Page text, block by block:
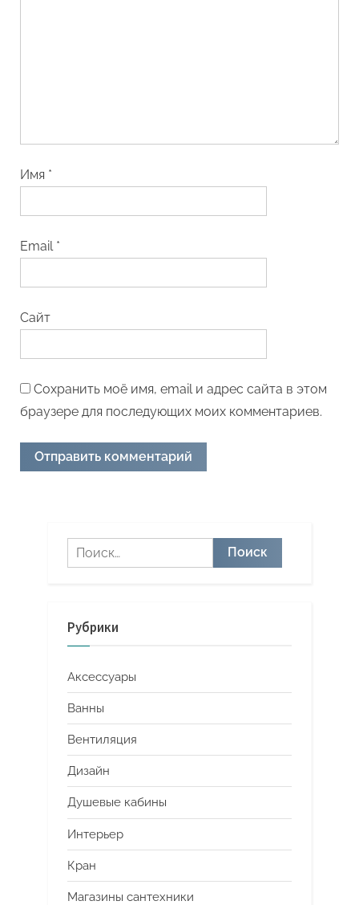
Имя *
Email *
Сайт
Сохранить моё имя, email и адрес сайта в этом
браузере для последующих моих комментариев.
Найти:
Рубрики
Аксессуары
Ванны
Вентиляция
Дизайн
Душевые кабины
Интерьер
Кран
Магазины сантехники